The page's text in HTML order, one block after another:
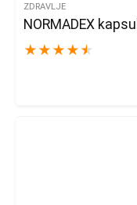
ZDRAVLJE
NORMADEX
★ ★ ★ ★ ★